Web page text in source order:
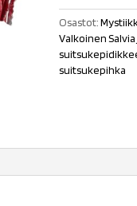
Osastot:
Valkoinen Salvia
suitsukepihka